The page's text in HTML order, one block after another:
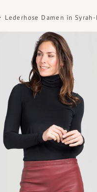
Lederhose Damen in